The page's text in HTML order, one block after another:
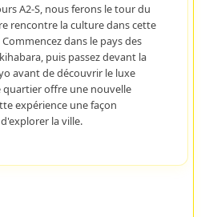
A2-S, nous ferons le tour du
rencontre la culture dans cette
dans le pays des
puis passez devant la
avant de découvrir le luxe
quartier offre une nouvelle
expérience une façon
la ville.